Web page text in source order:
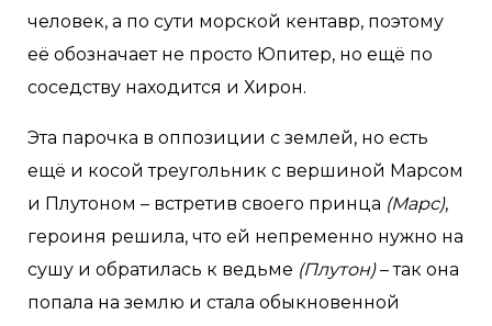
человек, а по сути морской кентавр, поэтому
её обозначает не просто Юпитер, но ещё по
соседству находится и Хирон.
Эта парочка в оппозиции с землей, но есть
ещё и косой треугольник с вершиной Марсом
и Плутоном – встретив своего принца (Марс),
героиня решила, что ей непременно нужно на
сушу и обратилась к ведьме (Плутон)– так она
попала на землю и стала обыкновенной